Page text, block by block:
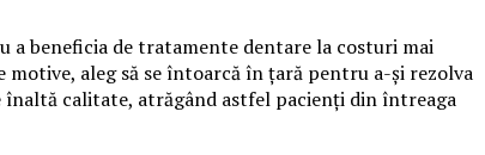
beneficia de tratamente dentare la costuri mai
aleg să se întoarcă în țară pentru a-și rezolva
calitate, atrăgând astfel pacienți din întreaga